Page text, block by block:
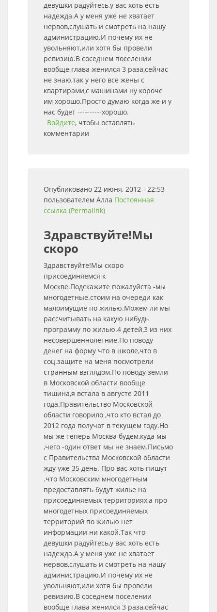
девушки радуйтесь,у вас хоть есть
надежда.А у меня уже не хватает
нервов,слушать и смотреть на нашу
администрацию.И почему их не
увольняют,или хотя бы провели
ревизию.В соседнем поселении
вообще глава женился 3 раза,сейчас
не знаю,так у него все жены с
квартирами,с машинами ну короче
им хорошо.Просто думаю когда же и у
нас будет ----------хорошо.
Войдите, чтобы оставлять
комментарии
Опубликовано 22 июня, 2012 - 22:53
пользователем Алла Постоянная
ссылка (Permalink)
Здравствуйте!Мы
скоро
Здравствуйте!Мы скоро
присоединяемся к
Москве.Подскажите пожалуйста -мы
многодетные.стоим на очереди как
малоимущие по жилью.Можем ли мы
рассчитывать на какую нибудь
программу по жилью.4 детей,3 из них
несовершеннолетние.По поводу
денег на форму что в школе,что в
соц.защите на меня посмотрели
странным взглядом.По поводу земли
в Московской области вообще
тишина,я встала в августе 2011
года.Правительство Московской
области говорило ,что кто встал до
2012 года получат в текущем году.Но
мы же теперь Москва будем,куда мы
,чего -один ответ мы не знаем.Письмо
с Правительства Московской области
жду уже 35 день. Про вас хоть пишут
.что Московским многодетным
предоставлять будут жилье на
присоединяемых территориях,а про
многодетных присоединяемых
территорий по жилью нет
информации ни какой.Так что
девушки радуйтесь,у вас хоть есть
надежда.А у меня уже не хватает
нервов,слушать и смотреть на нашу
администрацию.И почему их не
увольняют,или хотя бы провели
ревизию.В соседнем поселении
вообще глава женился 3 раза,сейчас